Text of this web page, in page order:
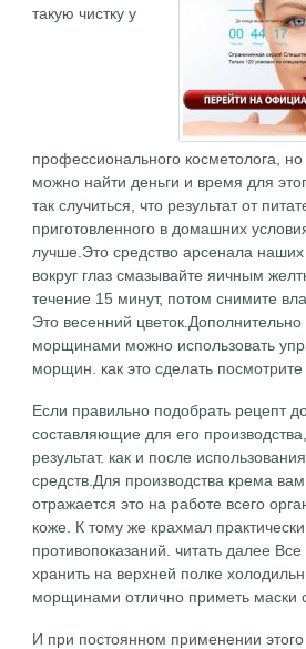
такую чистку у
профессионального косметолога,
можно найти деньги и время для
так случиться, что результат от
приготовленного в домашних
лучше.Это средство арсенала
вокруг глаз смазывайте яичным
течение 15 минут, потом снимите
Это весенний
морщинами можно использовать
морщин. как это сделать посмотрите
Если правильно подобрать рецепт
составляющие для его
результат. как и после
средств.Для производства крема
отражается это на работе всего
коже. К тому же крахмал
противопоказаний. читать далее
хранить на верхней полке
морщинами отлично приметь маски
И при постоянном применении